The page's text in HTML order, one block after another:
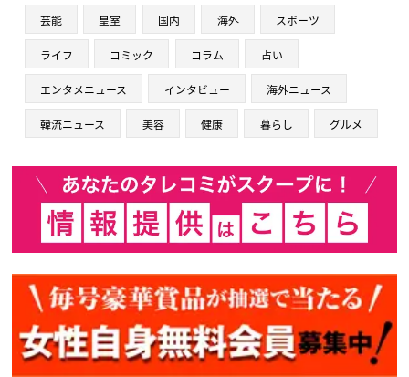
芸能 皇室 国内 海外 スポーツ
ライフ コミック コラム 占い
エンタメニュース インタビュー 海外ニュース
韓流ニュース 美容 健康 暮らし グルメ